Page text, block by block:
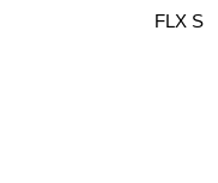
FLX S